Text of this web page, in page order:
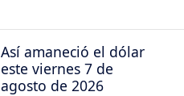
Así amaneció el dólar
este viernes 7 de
agosto de 2026